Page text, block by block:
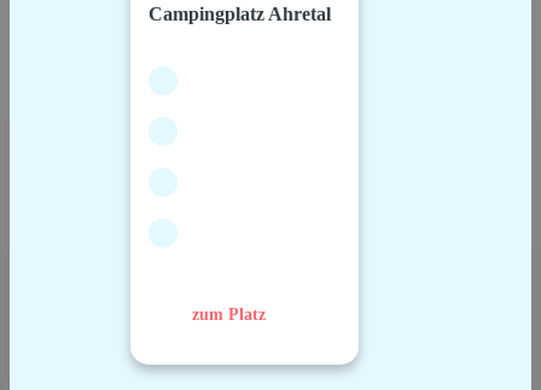
Campingplatz Ahretal
zum Platz